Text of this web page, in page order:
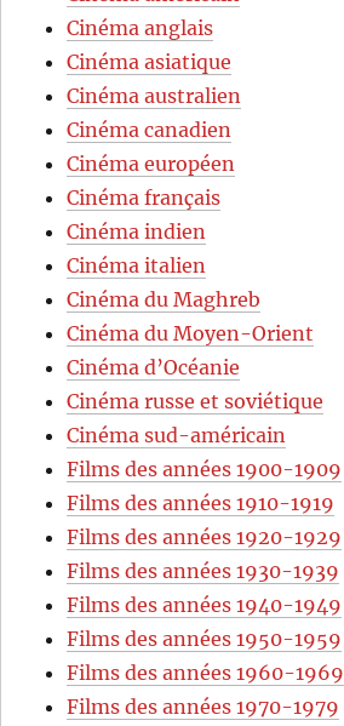
Cinéma anglais
Cinéma asiatique
Cinéma australien
Cinéma canadien
Cinéma européen
Cinéma français
Cinéma indien
Cinéma italien
Cinéma du Maghreb
Cinéma du Moyen-Orient
Cinéma d’Océanie
Cinéma russe et soviétique
Cinéma sud-américain
Films des années 1900-1909
Films des années 1910-1919
Films des années 1920-1929
Films des années 1930-1939
Films des années 1940-1949
Films des années 1950-1959
Films des années 1960-1969
Films des années 1970-1979